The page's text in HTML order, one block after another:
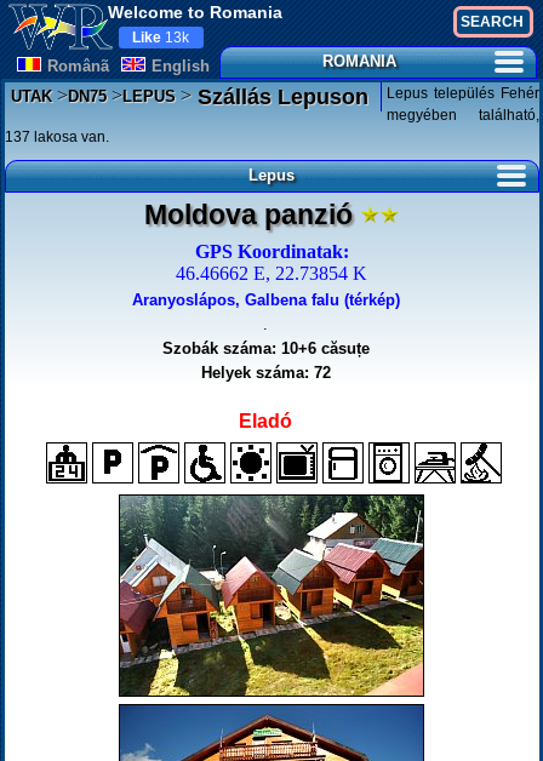
Welcome to Romania
Românã English
Like 13k
ROMANIA
UTAK>DN75>LEPUS>Szállás Lepuson
Lepus település Fehér
megyében található,
137 lakosa van.
Lepus
Moldova panzió
GPS Koordinatak:
46.46662 E, 22.73854 K
Aranyoslápos, Galbena falu (térkép)
.
Szobák száma: 10+6 căsuțe
Helyek száma: 72
Eladó